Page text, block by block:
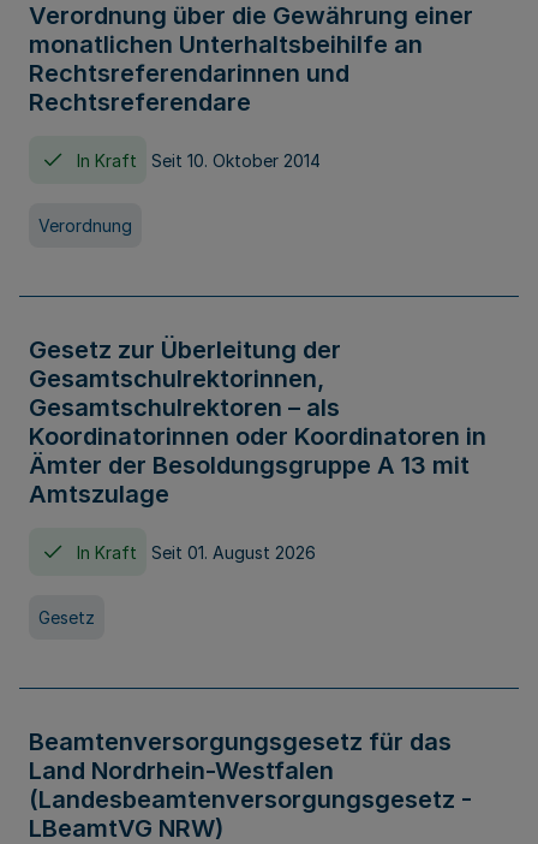
Verordnung über die Gewährung einer
monatlichen Unterhaltsbeihilfe an
Rechtsreferendarinnen und
Rechtsreferendare
In Kraft Seit 10. Oktober 2014
Verordnung
Gesetz zur Überleitung der
Gesamtschulrektorinnen,
Gesamtschulrektoren – als
Koordinatorinnen oder Koordinatoren in
Ämter der Besoldungsgruppe A 13 mit
Amtszulage
In Kraft Seit 01. August 2026
Gesetz
Beamtenversorgungsgesetz für das
Land Nordrhein-Westfalen
(Landesbeamtenversorgungsgesetz -
LBeamtVG NRW)